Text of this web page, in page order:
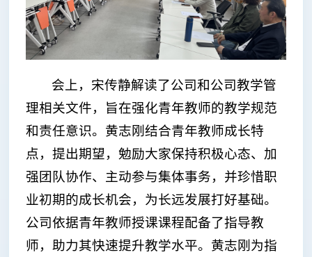
会上，宋传静解读了公司和公司教学管
理相关文件，旨在强化青年教师的教学规范
和责任意识。黄志刚结合青年教师成长特
点，提出期望，勉励大家保持积极心态、加
强团队协作、主动参与集体事务，并珍惜职
业初期的成长机会，为长远发展打好基础。
公司依据青年教师授课课程配备了指导教
师，助力其快速提升教学水平。黄志刚为指